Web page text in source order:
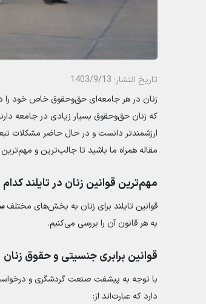
تاریخ انتشار: 1403/9/13
زنان در هر جامعه‌ای حق‌وحقوق خاص خود را
که زنان حق‌وحقوق بسیار زیادی در جامعه
ارزشمندتر دانست و در حال حاضر مشکلات
مقاله همراه ما باشید تا جالب‌ترین و مهم‌ترین
مهم‌ترین قوانین زنان در تایلند
قوانین تایلند برای زنان به بخش‌های مختلف
به هر قانون آن را بررسی می‌کنیم.
قوانین برابری جنسیتی و حقوق زنان
با توجه به پیشفت صنعت گردشگری و
دارد که عبارت‌اند از: